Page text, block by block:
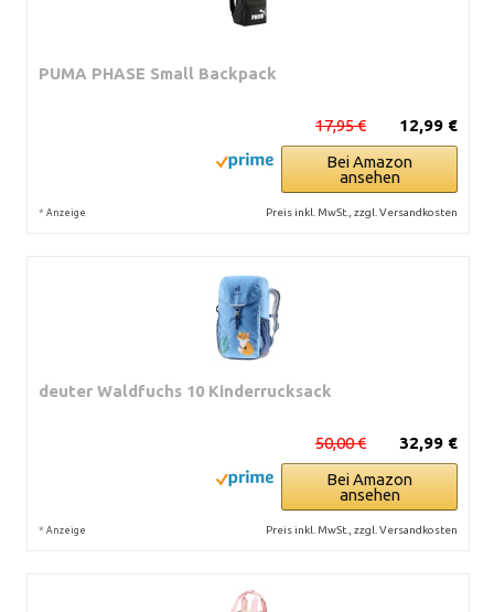
PUMA PHASE Small Backpack
12,99 €
17,95 €
Bei Amazon
ansehen
* Anzeige Preis inkl. MwSt., zzgl. Versandkosten
deuter Waldfuchs 10 Kinderrucksack
32,99 €
50,00 €
Bei Amazon
ansehen
* Anzeige Preis inkl. MwSt., zzgl. Versandkosten